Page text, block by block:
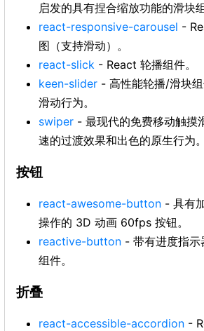
启发的具有捏合缩放功能的滑块组
react-responsive-carousel -
图（支持滑动）。
react-slick - React 轮播组件。
keen-slider - 高性能轮播/滑块
滑动行为。
swiper - 最现代的免费移动触摸
速的过渡效果和出色的原生行为。
按钮
react-awesome-button - 具有
操作的 3D 动画 60fps 按钮。
reactive-button - 带有进度指示
组件。
折叠
react-accessible-accordion -